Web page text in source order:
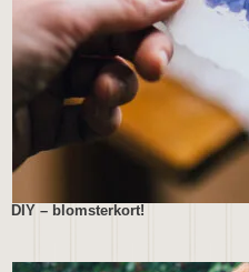
DIY – blomsterkort!